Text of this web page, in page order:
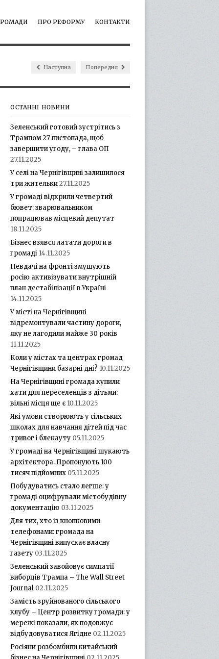
ПРО РЕФОРМУ КОНТАКТИ
Наступна Попередня
ОСТАННІ НОВИНИ
Зеленський готовий зустрітись з
Трампом 27 листопада, щоб
завершити угоду, – глава ОП
27.11.2025
У селі на Чернігівщині залишилося
три жительки27.11.2025
У громаді відкрили четвертий
бювет: зварювальником
попрацював місцевий депутат
18.11.2025
Бізнес взявся латати дороги в
громаді 14.11.2025
Невдачі на фронті змушують
росію активізувати внутрішній
план дестабілізації в Україні
14.11.2025
У місті на Чернігівщині
відремонтували частину дороги,
яку не лагодили майже 30 років
11.11.2025
Коли у містах та центрах громад
Чернігівщини базарні дні? 10.11.2025
На Чернігівщині громада купили
хати для переселенців з дітьми:
вільні місця ще є 10.11.2025
Які умови створюють у сільських
школах для навчання дітей під час
тривог і блекауту 05.11.2025
У громаді на Чернігівщині шукають
архітектора. Пропонують 100
тисяч підйомних 05.11.2025
Побудуватись стало легше: у
громаді оцифрували містобудівну
документацію 03.11.2025
Для тих, хто із кнопковими
телефонами: громада на
Чернігівщині випускає власну
газету 03.11.2025
Зеленський завойовує симпатії
виборців Трампа – The Wall Street
Journal 02.11.2025
Замість зруйнованого сільського
клубу – Центр розвитку громади: у
мережі показали, як подовжує
відбудовуватися Ягідне 02.11.2025
Росіяни розбомбили китайський